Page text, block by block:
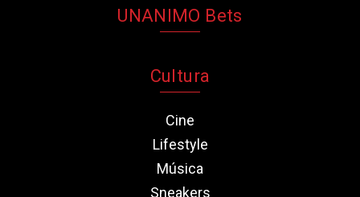
UNANIMO Bets
Cultura
Cine
Lifestyle
Música
Sneakers